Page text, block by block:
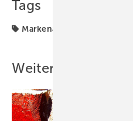
Tags
Markenauftritt
Weitere Inhalte